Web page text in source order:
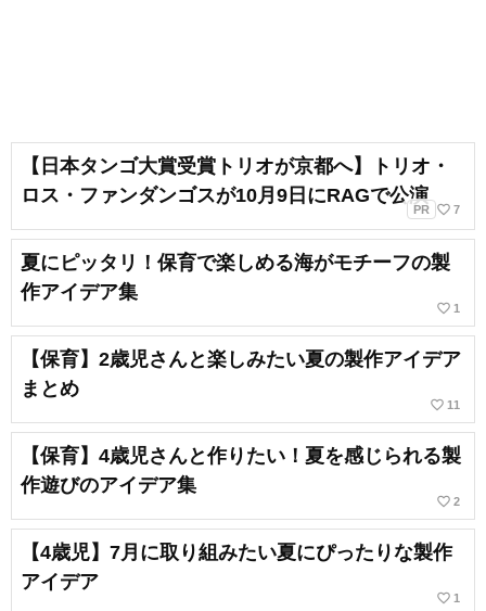
【日本タンゴ大賞受賞トリオが京都へ】トリオ・
ロス・ファンダンゴスが10月9日にRAGで公演
PR favorite_border 7
夏にピッタリ！保育で楽しめる海がモチーフの製
作アイデア集
favorite_border 1
【保育】2歳児さんと楽しみたい夏の製作アイデア
まとめ
favorite_border 11
【保育】4歳児さんと作りたい！夏を感じられる製
作遊びのアイデア集
favorite_border 2
【4歳児】7月に取り組みたい夏にぴったりな製作
アイデア
favorite_border 1